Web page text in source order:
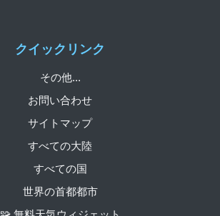
クイックリンク
その他...
お問い合わせ
サイトマップ
すべての大陸
すべての国
世界の首都都市